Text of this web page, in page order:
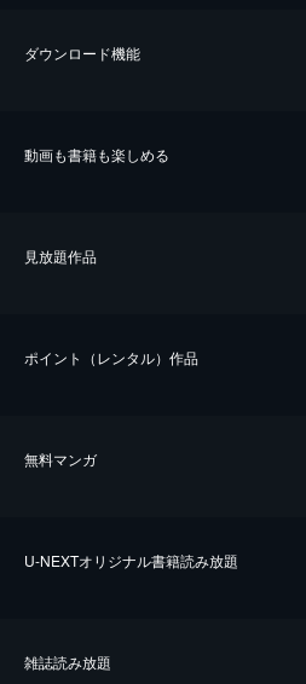
ダウンロード機能
動画も書籍も楽しめる
⾒放題作品
ポイント（レンタル）作品
無料マンガ
U-NEXTオリジナル書籍読み放題
雑誌読み放題